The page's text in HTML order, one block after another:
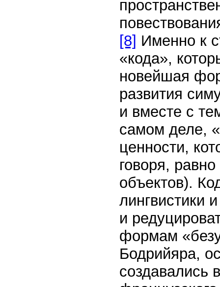
[8] Именно к
«кода»,
новейшая
развития
и вместе с
самом деле,
ценности,
говоря,
объектов).
лингвистики
и
формам
Бодрийяра,
создавались